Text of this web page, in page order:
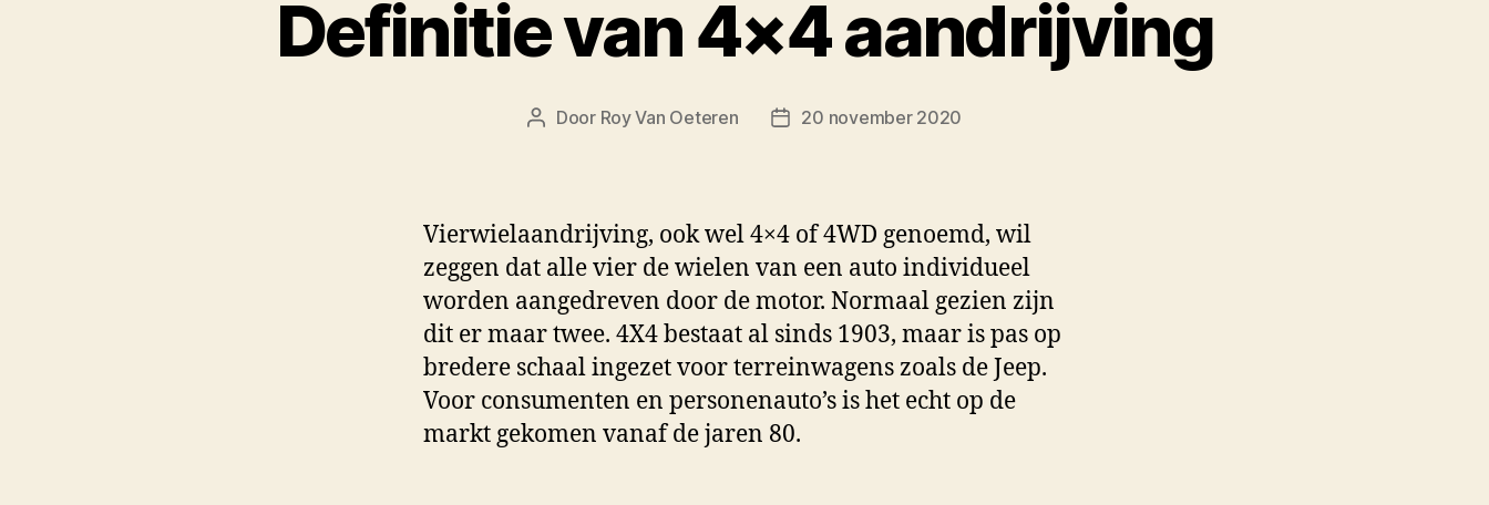
Definitie van 4×4 aandrijving
Berichtauteur
Door Roy Van Oeteren Berichtdatum
20 november 2020
Vierwielaandrijving, ook wel 4×4 of 4WD genoemd, wil
zeggen dat alle vier de wielen van een auto individueel
worden aangedreven door de motor. Normaal gezien zijn
dit er maar twee. 4X4 bestaat al sinds 1903, maar is pas op
bredere schaal ingezet voor terreinwagens zoals de Jeep.
Voor consumenten en personenauto’s is het echt op de
markt gekomen vanaf de jaren 80.